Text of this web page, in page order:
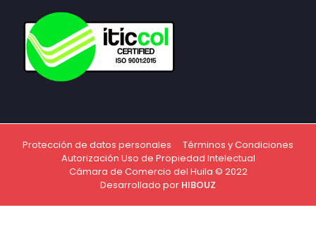
Protección de datos personales
Términos y Condiciones
Autorización Uso de Propiedad Intelectual
Cámara de Comercio del Huila © 2022
Desarrollado por HIBOUZ